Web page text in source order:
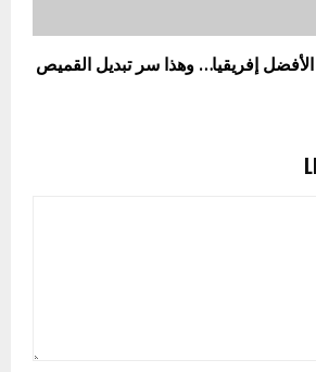
إفريقيا… وهذا سر تبديل القميص